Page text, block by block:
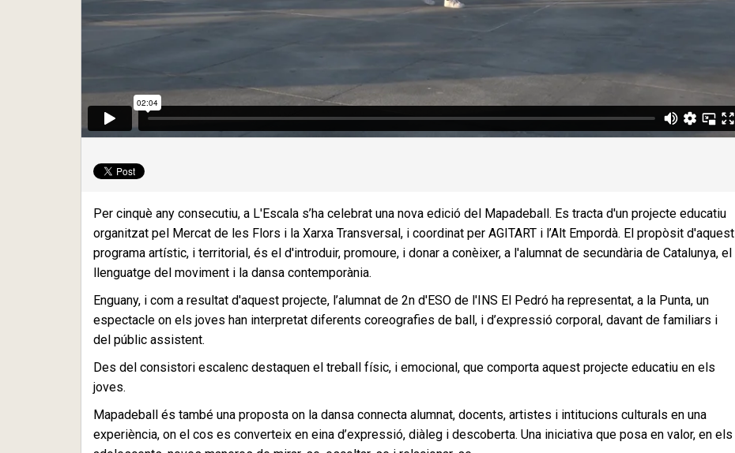
Per cinquè any consecutiu, a L'Escala s’ha celebrat una nova edició del Mapadeball. Es tracta d'un projecte educatiu
organitzat pel Mercat de les Flors i la Xarxa Transversal, i coordinat per AGITART i l’Alt Empordà. El propòsit d'aquest
programa artístic, i territorial, és el d'introduir, promoure, i donar a conèixer, a l'alumnat de secundària de Catalunya, el
llenguatge del moviment i la dansa contemporània.
Enguany, i com a resultat d'aquest projecte, l’alumnat de 2n d'ESO de l'INS El Pedró ha representat, a la Punta, un
espectacle on els joves han interpretat diferents coreografies de ball, i d’expressió corporal, davant de familiars i
del públic assistent.
Des del consistori escalenc destaquen el treball físic, i emocional, que comporta aquest projecte educatiu en els
joves.
Mapadeball és també una proposta on la dansa connecta alumnat, docents, artistes i intitucions culturals en una
experiència, on el cos es converteix en eina d’expressió, diàleg i descoberta. Una iniciativa que posa en valor, en els